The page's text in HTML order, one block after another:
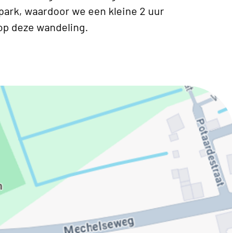
waardoor we een kleine 2 uur
deze wandeling.